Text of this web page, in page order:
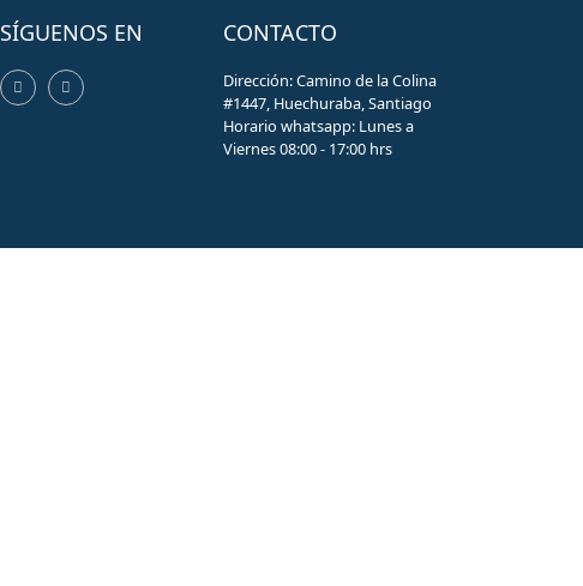
SÍGUENOS EN CONTACTO
Dirección: Camino de la Colina
#1447, Huechuraba, Santiago
Horario whatsapp: Lunes a
Viernes 08:00 - 17:00 hrs